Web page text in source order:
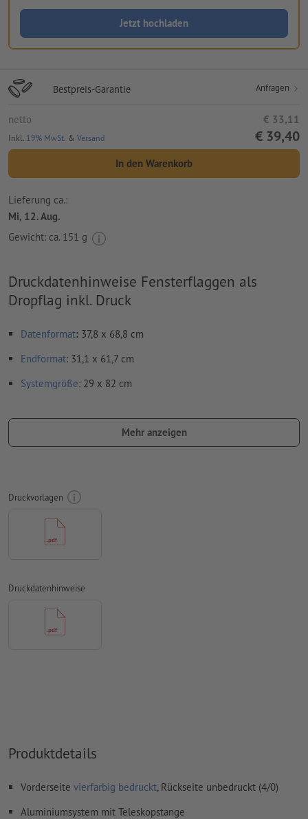
Jetzt hochladen
Bestpreis-Garantie Anfragen
netto € 33,11
Inkl. 19% MwSt. & Versand € 39,40
In den Warenkorb
Lieferung ca.:
Mi, 12. Aug.
Gewicht: ca. 151 g
Druckdatenhinweise Fensterflaggen als
Dropflag inkl. Druck
Datenformat: 37,8 x 68,8 cm
Endformat: 31,1 x 61,7 cm
Systemgröße: 29 x 82 cm
müssen vollständig eingebettet oder in Kurven
konvertiert werden
Rechtschreib- und Satzfehler
Überdruckeneinstellungen
Kommentare
Wie lege ich Druckdaten richtig an?
Mehr anzeigen
Druckvorlagen
Druckdatenhinweise
Produktdetails
Vorderseite vierfarbig bedruckt, Rückseite unbedruckt (4/0)
Aluminiumsystem mit Teleskopstange